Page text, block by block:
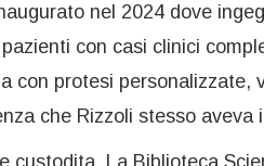
nel 2024 dove
con casi clinici
con protesi personalizzate,
che Rizzoli stesso aveva
custodita. La Biblioteca